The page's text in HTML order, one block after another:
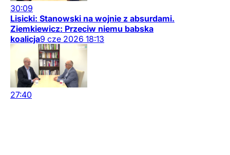
30:09
Lisicki: Stanowski na wojnie z absurdami.
Ziemkiewicz: Przeciw niemu babska
koalicja9 cze 2026 18:13
27:40